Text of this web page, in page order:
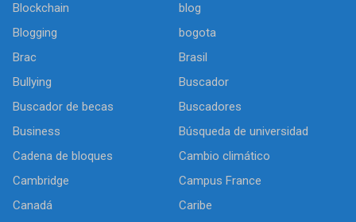
Blockchain
blog
Blogging
bogota
Brac
Brasil
Bullying
Buscador
Buscador de becas
Buscadores
Business
Búsqueda de universidad
Cadena de bloques
Cambio climático
Cambridge
Campus France
Canadá
Caribe